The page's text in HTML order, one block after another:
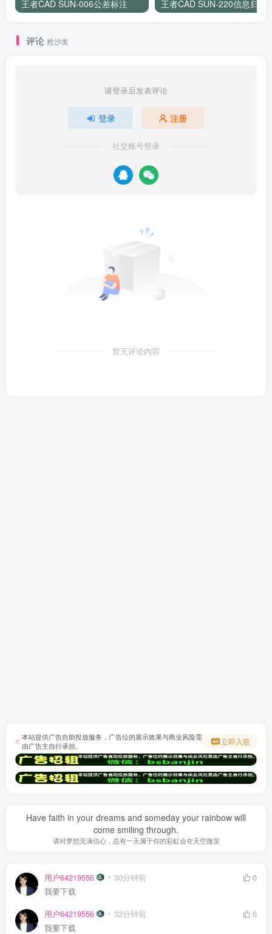
王者CAD SUN-006公差标注 王者CAD SUN-220信息归中
评论 抢沙发
请登录后发表评论
登录 注册
社交账号登录
暂无评论内容
本站提供广告自助投放服务，广告位的展示效果与商业风险需
由广告主自行承担。
立即入驻
Have faith in your dreams and someday your rainbow will
come smiling through.
请对梦想充满信心，总有一天属于你的彩虹会在天空微笑
用户64219556 30分钟前
0
我要下载
用户64219556 32分钟前
0
我要下载